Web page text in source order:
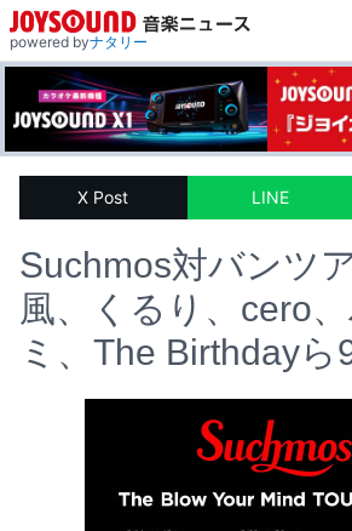
powered byナタリー
X Post LINE
Suchmos対バンツ
風、くるり、cero
ミ、The Birthdayら